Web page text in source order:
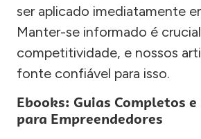
ser aplicado imediatamente
Manter-se informado é
competitividade, e nossos
fonte confiável para isso.
Ebooks: Guias Completos
para Empreendedores